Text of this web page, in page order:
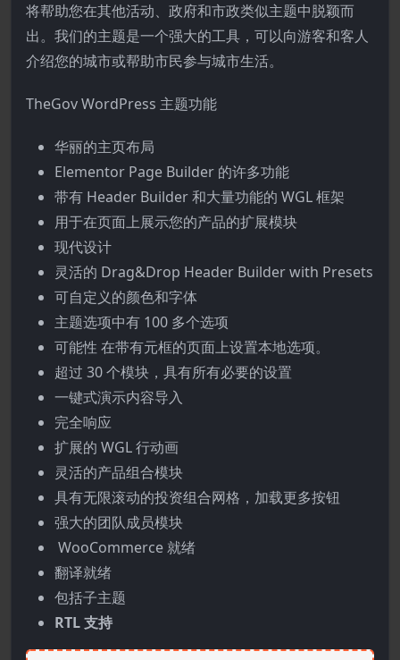
将帮助您在其他活动、政府和市政类似主题中脱颖而
出。我们的主题是一个强大的工具，可以向游客和客人
介绍您的城市或帮助市民参与城市生活。
TheGov WordPress 主题功能
华丽的主页布局
Elementor Page Builder 的许多功能
带有 Header Builder 和大量功能的 WGL 框架
用于在页面上展示您的产品的扩展模块
现代设计
灵活的 Drag&Drop Header Builder with Presets
可自定义的颜色和字体
主题选项中有 100 多个选项
可能性 在带有元框的页面上设置本地选项。
超过 30 个模块，具有所有必要的设置
一键式演示内容导入
完全响应
扩展的 WGL 行动画
灵活的产品组合模块
具有无限滚动的投资组合网格，加载更多按钮
强大的团队成员模块
WooCommerce就绪
翻译就绪
包括子主题
RTL 支持